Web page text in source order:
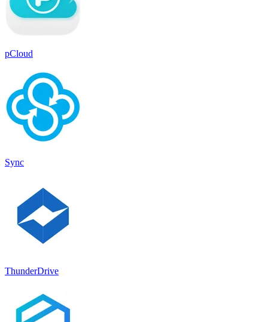
pCloud
Sync
ThunderDrive